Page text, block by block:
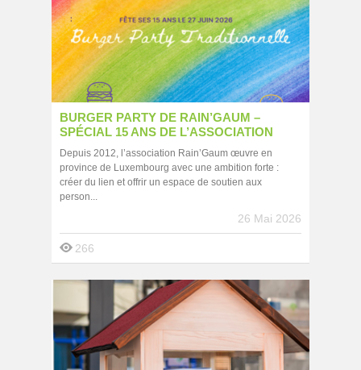
BURGER PARTY DE RAIN’GAUM –
SPÉCIAL 15 ANS DE L’ASSOCIATION
Depuis 2012, l’association Rain’Gaum œuvre en
province de Luxembourg avec une ambition forte :
créer du lien et offrir un espace de soutien aux
person...
26 Mai 2026
266